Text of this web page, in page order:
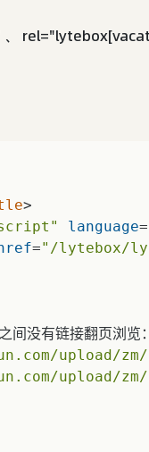
、
>
language=
="/lytebox/
之间没有链接翻页
upload/zm/
upload/zm/